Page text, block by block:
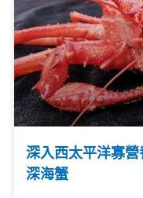
深入西太平洋寡營
深海蟹